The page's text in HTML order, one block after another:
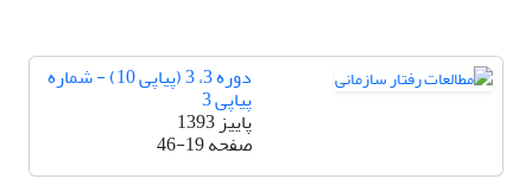
دوره 3، 3 (پیاپی 10) - شماره
پیاپی 3
پاییز 1393
صفحه46-19